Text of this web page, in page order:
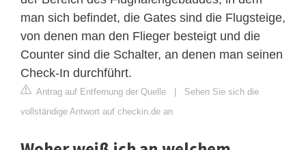
man sich befindet, die Gates sind die Flugsteige,
von denen man den Flieger besteigt und die
Counter sind die Schalter, an denen man seinen
Check-In durchführt.
Antrag auf Entfernung der Quelle | Sehen Sie sich die
vollständige Antwort auf checkin.de an